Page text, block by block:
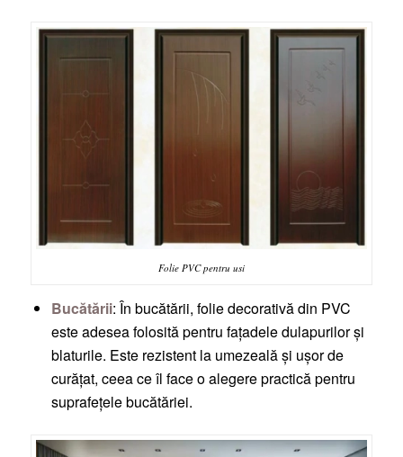
Folie PVC pentru usi
Bucătării: În bucătării, folie decorativă din PVC
este adesea folosită pentru fațadele dulapurilor și
blaturile. Este rezistent la umezeală și ușor de
curățat, ceea ce îl face o alegere practică pentru
suprafețele bucătăriei.